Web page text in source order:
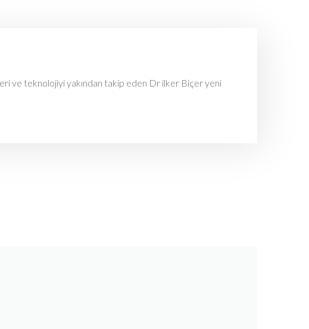
ve teknolojiyi yakından takip eden Dr ilker Biçer yeni